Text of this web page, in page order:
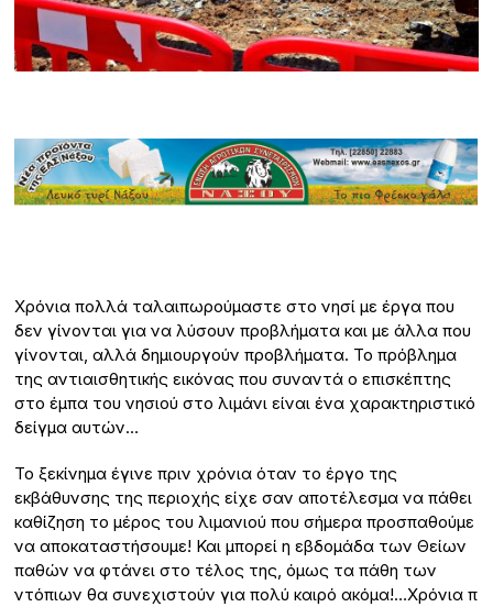
Χρόνια πολλά ταλαιπωρούμαστε στο νησί με έργα που
δεν γίνονται για να λύσουν προβλήματα και με άλλα που
γίνονται, αλλά δημιουργούν προβλήματα. Το πρόβλημα
της αντιαισθητικής εικόνας που συναντά ο επισκέπτης
στο έμπα του νησιού στο λιμάνι είναι ένα χαρακτηριστικό
δείγμα αυτών…
Το ξεκίνημα έγινε πριν χρόνια όταν το έργο της
εκβάθυνσης της περιοχής είχε σαν αποτέλεσμα να πάθει
καθίζηση το μέρος του λιμανιού που σήμερα προσπαθούμε
να αποκαταστήσουμε! Και μπορεί η εβδομάδα των Θείων
παθών να φτάνει στο τέλος της, όμως τα πάθη των
ντόπιων θα συνεχιστούν για πολύ καιρό ακόμα!…Χρόνια π